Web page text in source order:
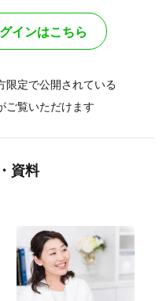
インはこちら
限定で公開されている
ご覧いただけます
資料